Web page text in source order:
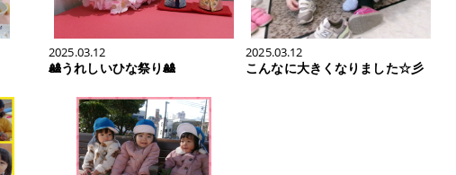
2025.03.12
🎎うれしいひな祭り🎎
2025.03.12
こんなに大きくなりました☆彡